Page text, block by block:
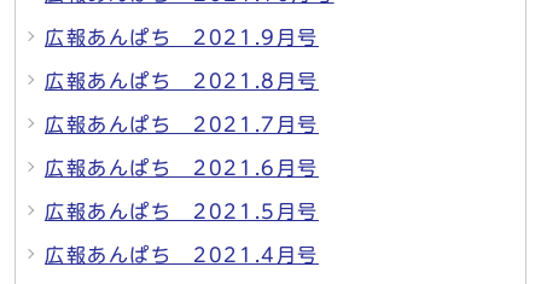
広報あんぱち 2021.9月号
広報あんぱち 2021.8月号
広報あんぱち 2021.7月号
広報あんぱち 2021.6月号
広報あんぱち 2021.5月号
広報あんぱち 2021.4月号